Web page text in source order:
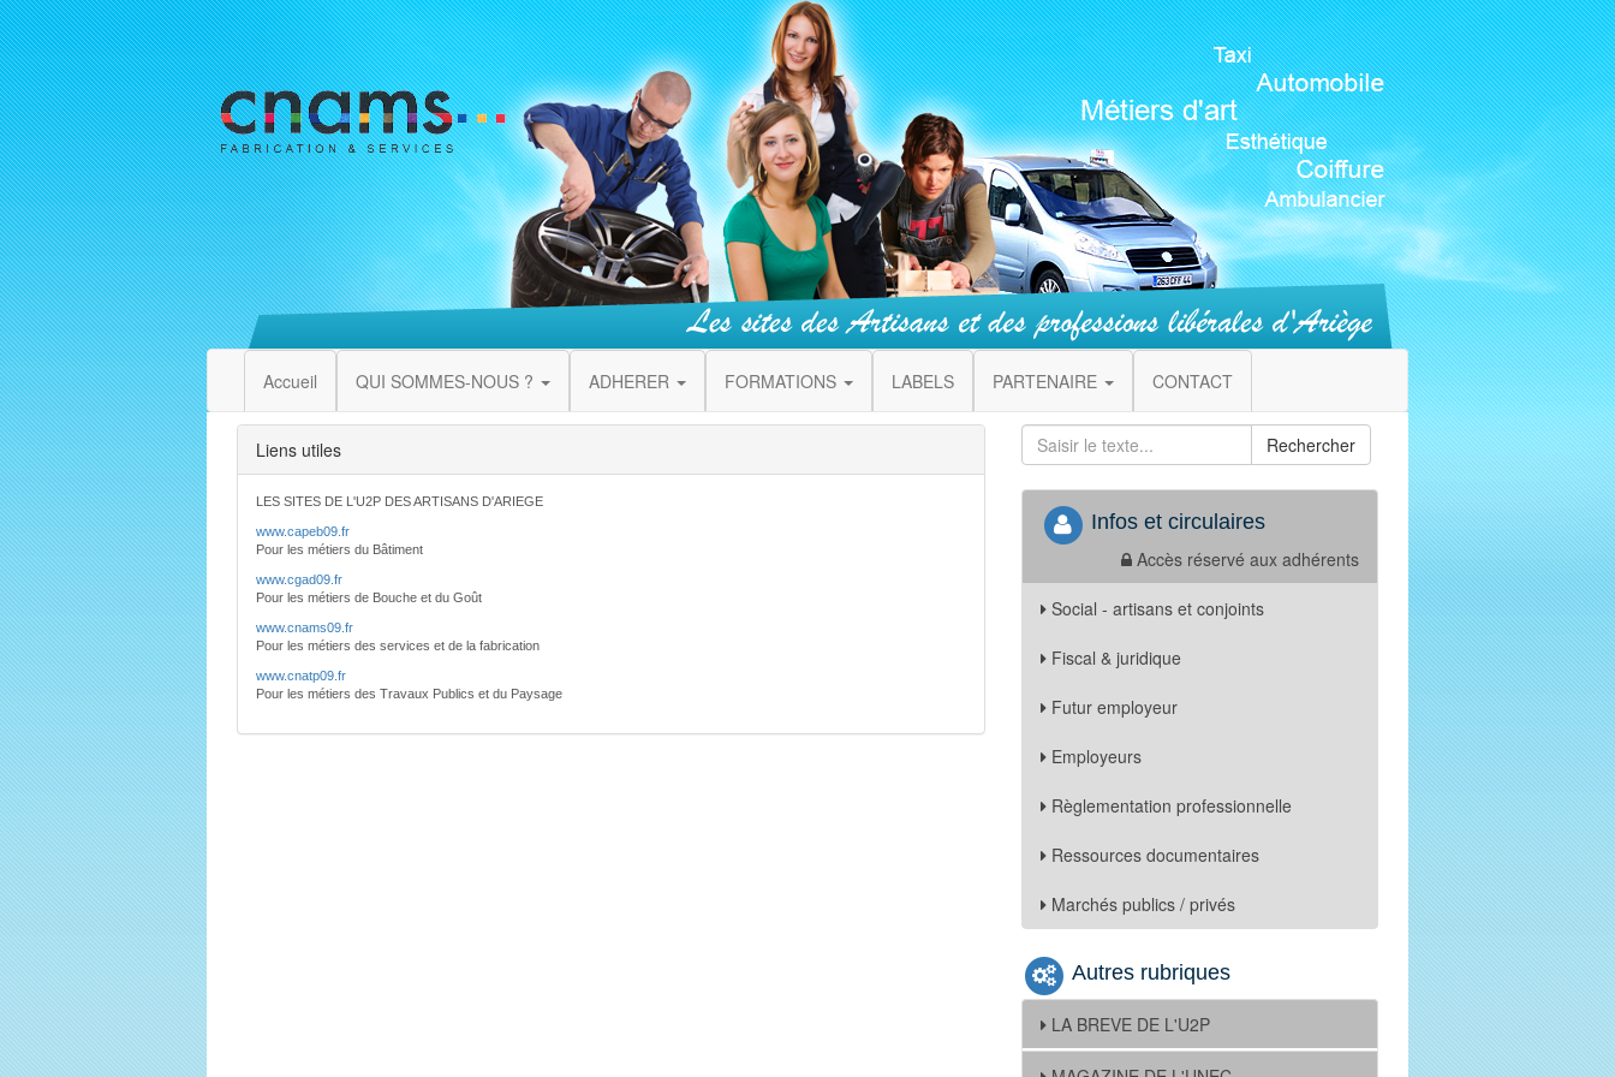
Accueil QUI SOMMES-NOUS ? ADHERER FORMATIONS LABELS PARTENAIRE CONTACT
Liens utiles
LES SITES DE L'U2P DES ARTISANS D'ARIEGE
www.capeb09.fr
Pour les métiers du Bâtiment
www.cgad09.fr
Pour les métiers de Bouche et du Goût
www.cnams09.fr
Pour les métiers des services et de la fabrication
www.cnatp09.fr
Pour les métiers des Travaux Publics et du Paysage
Rechercher
Infos et circulaires
Accès réservé aux adhérents
Social - artisans et conjoints
Fiscal & juridique
Futur employeur
Employeurs
Règlementation professionnelle
Ressources documentaires
Marchés publics / privés
Autres rubriques
LA BREVE DE L'U2P